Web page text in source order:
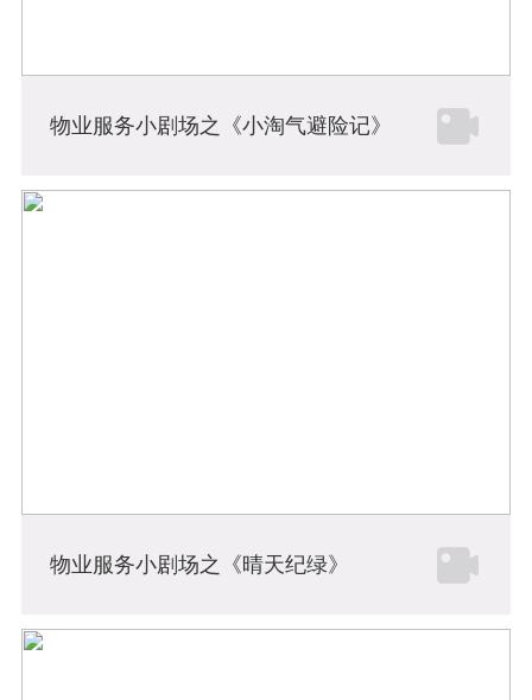
物业服务小剧场之《小淘气避险记》
物业服务小剧场之《晴天纪绿》